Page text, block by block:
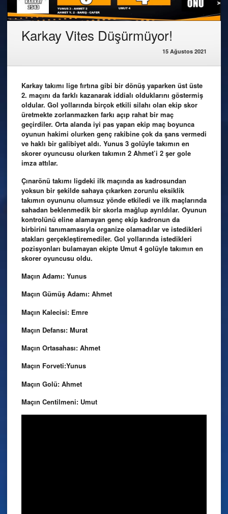
Karkay Vites Düşürmüyor!
15 Ağustos 2021
Karkay takımı lige fırtına gibi bir dönüş yaparken üst üste
2. maçını da farklı kazanarak iddialı olduklarını göstermiş
oldular. Gol yollarında birçok etkili silahı olan ekip skor
üretmekte zorlanmazken farkı açıp rahat bir maç
geçirdiler. Orta alanda iyi pas yapan ekip maç boyunca
oyunun hakimi olurken genç rakibine çok da şans vermedi
ve haklı bir galibiyet aldı. Yunus 3 golüyle takımın en
skorer oyuncusu olurken takımın 2 Ahmet’i 2 şer gole
imza attılar.
Çınarönü takımı ligdeki ilk maçında as kadrosundan
yoksun bir şekilde sahaya çıkarken zorunlu eksiklik
takımın oyununu olumsuz yönde etkiledi ve ilk maçlarında
sahadan beklenmedik bir skorla mağlup ayrıldılar. Oyunun
kontrolünü eline alamayan genç ekip kadronun da
birbirini tanımamasıyla organize olamadılar ve istedikleri
atakları gerçekleştiremediler. Gol yollarında istedikleri
pozisyonları bulamayan ekipte Umut 4 golüyle takımın en
skorer oyuncusu oldu.
Maçın Adamı: Yunus
Maçın Gümüş Adamı: Ahmet
Maçın Kalecisi: Emre
Maçın Defansı: Murat
Maçın Ortasahası: Ahmet
Maçın Forveti:Yunus
Maçın Golü: Ahmet
Maçın Centilmeni: Umut